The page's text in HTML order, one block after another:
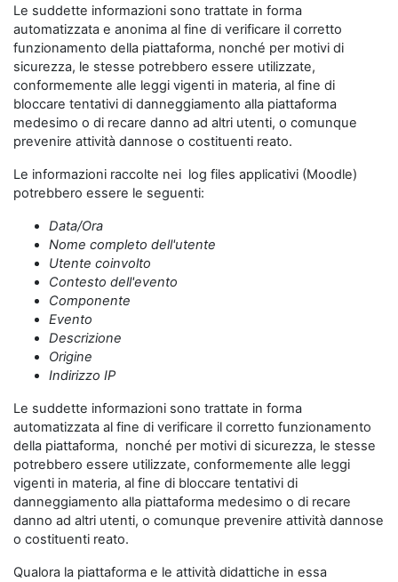
Le suddette informazioni sono trattate in forma
automatizzata e anonima al fine di verificare il corretto
funzionamento della piattaforma, nonché per motivi di
sicurezza, le stesse potrebbero essere utilizzate,
conformemente alle leggi vigenti in materia, al fine di
bloccare tentativi di danneggiamento alla piattaforma
medesimo o di recare danno ad altri utenti, o comunque
prevenire attività dannose o costituenti reato.
Le informazioni raccolte nei log files applicativi (Moodle)
potrebbero essere le seguenti:
Data/Ora
Nome completo dell'utente
Utente coinvolto
Contesto dell'evento
Componente
Evento
Descrizione
Origine
Indirizzo IP
Le suddette informazioni sono trattate in forma
automatizzata al fine di verificare il corretto funzionamento
della piattaforma, nonché per motivi di sicurezza, le stesse
potrebbero essere utilizzate, conformemente alle leggi
vigenti in materia, al fine di bloccare tentativi di
danneggiamento alla piattaforma medesimo o di recare
danno ad altri utenti, o comunque prevenire attività dannose
o costituenti reato.
Qualora la piattaforma e le attività didattiche in essa